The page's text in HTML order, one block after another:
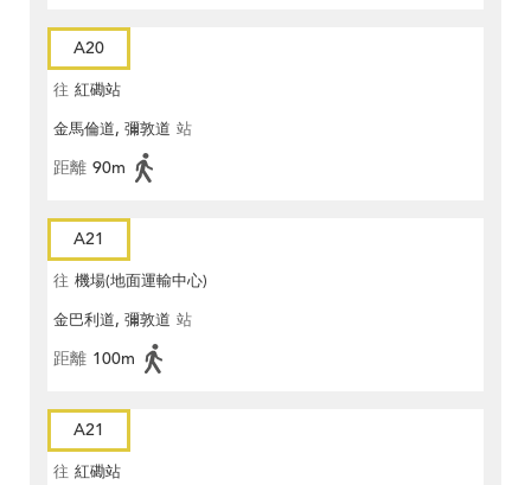
A20
往 紅磡站
金馬倫道, 彌敦道 站
距離 90m
A21
往 機場(地面運輸中心)
金巴利道, 彌敦道 站
距離 100m
A21
往 紅磡站